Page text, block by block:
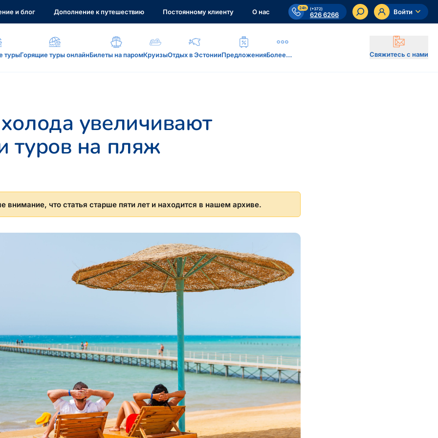
и блог Дополнение к путешествию Постоянному клиенту О нас 24h (+372)
626 6266 Войти
турыГорящие туры онлайнБилеты на паромКруизыОтдых в ЭстонииПредложенияБолее… Свяжитесь с нами
reisikaubad.ee, Airalo eSim...
увеличивают
туров на пляж
что статья старше пяти лет и находится в нашем архиве.